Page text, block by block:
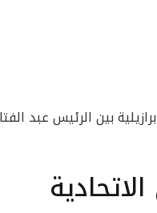
بين الرئيس عبد